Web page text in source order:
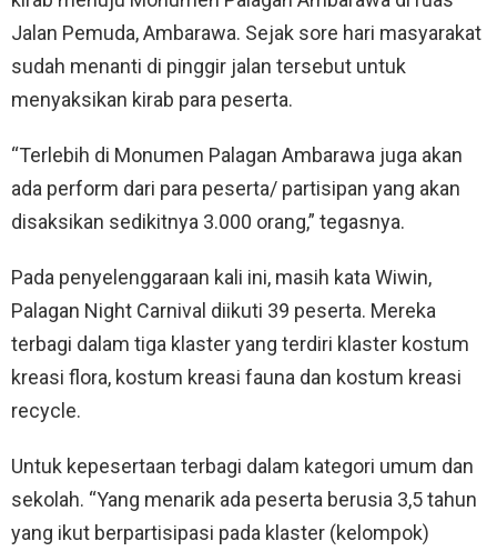
Jalan Pemuda, Ambarawa. Sejak sore hari masyarakat
sudah menanti di pinggir jalan tersebut untuk
menyaksikan kirab para peserta.
“Terlebih di Monumen Palagan Ambarawa juga akan
ada perform dari para peserta/ partisipan yang akan
disaksikan sedikitnya 3.000 orang,” tegasnya.
Pada penyelenggaraan kali ini, masih kata Wiwin,
Palagan Night Carnival diikuti 39 peserta. Mereka
terbagi dalam tiga klaster yang terdiri klaster kostum
kreasi flora, kostum kreasi fauna dan kostum kreasi
recycle.
Untuk kepesertaan terbagi dalam kategori umum dan
sekolah. “Yang menarik ada peserta berusia 3,5 tahun
yang ikut berpartisipasi pada klaster (kelompok)